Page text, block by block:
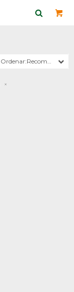
Recomendados